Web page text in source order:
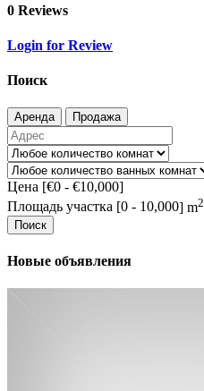
0 Reviews
Login for Review
Поиск
Аренда Продажа
Цена [€0 - €10,000]
Площадь участка [0 - 10,000] m2
Поиск
Новые объявления